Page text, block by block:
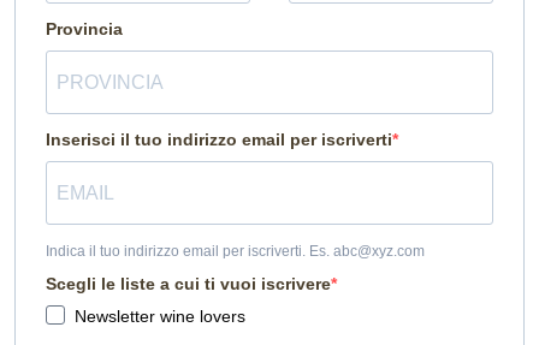
Provincia
Inserisci il tuo indirizzo email per iscriverti
Indica il tuo indirizzo email per iscriverti. Es. abc@xyz.com
Scegli le liste a cui ti vuoi iscrivere
Newsletter wine lovers